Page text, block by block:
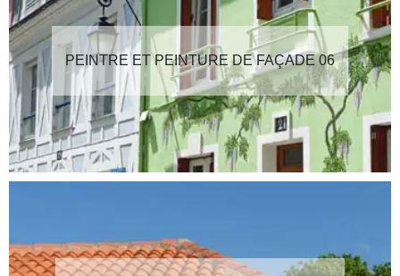
PEINTRE ET PEINTURE DE FAÇADE 06